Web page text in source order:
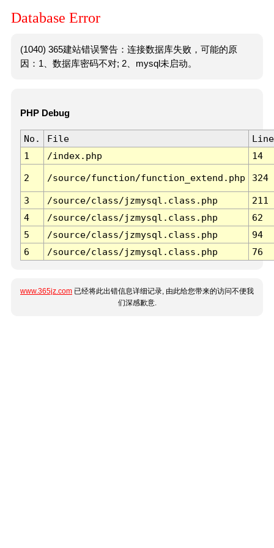
Database Error
(1040) 365建站错误警告：连接数据库失败，可能的原
因：1、数据库密码不对; 2、mysql未启动。
PHP Debug
No. File
Line
1
/index.php 14
2 /source/function/function_extend.php 324
3 /source/class/jzmysql.class.php
211
4
/source/class/jzmysql.class.php
62
5
/source/class/jzmysql.class.php
94
6
/source/class/jzmysql.class.php 76
www.365jz.com 已经将此出错信息详细记录, 由此给您带来的访问不便我
们深感歉意.